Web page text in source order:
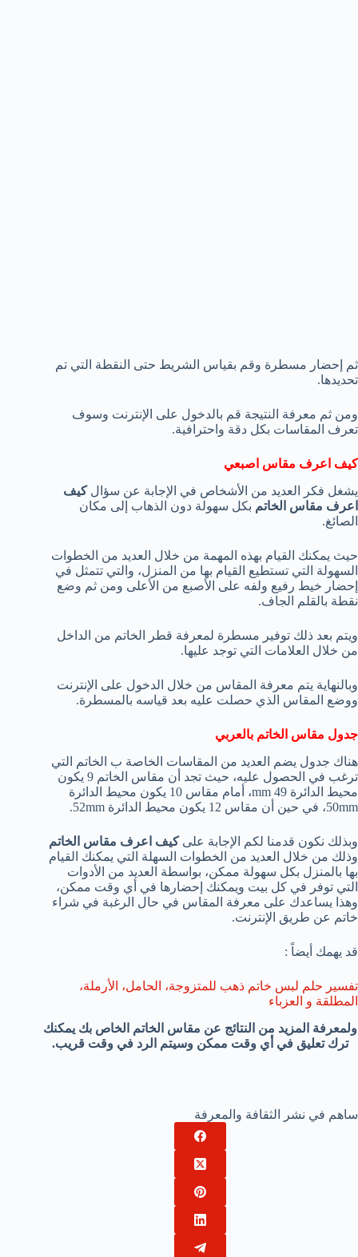
ثم إحضار مسطرة وقم بقياس الشريط حتى النقطة التي تم
تحديدها.
ومن ثم معرفة النتيجة قم بالدخول على الإنترنت وسوف
تعرف المقاسات بكل دقة واحترافية.
كيف اعرف مقاس اصبعي
يشغل فكر العديد من الأشخاص في الإجابة عن سؤالكيف
اعرف مقاس الخاتم بكل سهولة دون الذهاب إلى مكان
الصائغ.
حيث يمكنك القيام بهذه المهمة من خلال العديد من الخطوات
السهولة التي تستطيع القيام بها من المنزل، والتي تتمثل في
إحضار خيط رفيع ولفه على الأصبع من الأعلى ومن ثم وضع
نقطة بالقلم الجاف.
ويتم بعد ذلك توفير مسطرة لمعرفة قطر الخاتم من الداخل
من خلال العلامات التي توجد عليها.
وبالنهاية يتم معرفة المقاس من خلال الدخول على الإنترنت
ووضع المقاس الذي حصلت عليه بعد قياسه بالمسطرة.
جدول مقاس الخاتم بالعربي
هناك جدول يضم العديد من المقاسات الخاصة ب الخاتم التي
ترغب في الحصول عليه، حيث تجد أن مقاس الخاتم 9 يكون
محيط الدائرة 49 mm، أمام مقاس 10 يكون محيط الدائرة
50mm، في حين أن مقاس 12 يكون محيط الدائرة 52mm.
وبذلك نكون قدمنا لكم الإجابة علىكيف اعرف مقاس الخاتم
وذلك من خلال العديد من الخطوات السهلة التي يمكنك القيام
بها بالمنزل بكل سهولة ممكن، بواسطة العديد من الأدوات
التي توفر في كل بيت ويمكنك إحضارها في أي وقت ممكن،
وهذا يساعدك على معرفة المقاس في حال الرغبة في شراء
خاتم عن طريق الإنترنت.
قد يهمك أيضاً :
تفسير حلم لبس خاتم ذهب للمتزوجة، الحامل، الأرملة،
المطلقة و العزباء
ولمعرفة المزيد من النتائج عن مقاس الخاتم الخاص بك يمكنك
ترك تعليق في أي وقت ممكن وسيتم الرد في وقت قريب.
ساهم في نشر الثقافة والمعرفة